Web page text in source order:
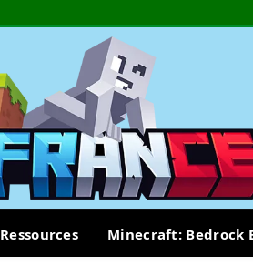
Ressources Minecraft: Bedrock